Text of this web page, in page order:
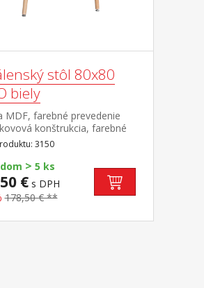
stôl 80x80
biely
MDF, farebné prevedenie
konštrukcia, farebné
biela okrúhle nohy,
masív buk nastaviteľné
klzáky s pochrómovanou
3150
> 5 ks
€s DPH
178,50 € **